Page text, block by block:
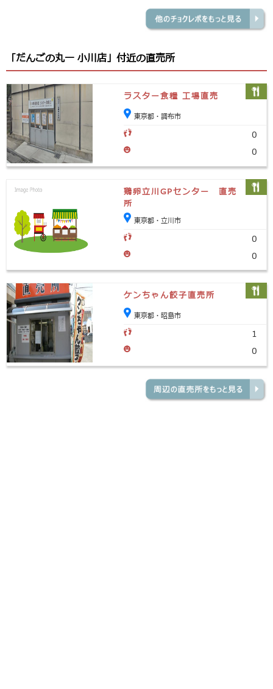
「だんごの丸一 小川店」付近の直売所
ラスター食糧 工場直売
東京都・調布市
0
0
鶏卵立川GPセンター 直売
所
東京都・立川市
0
0
ケンちゃん餃子直売所
東京都・昭島市
1
0